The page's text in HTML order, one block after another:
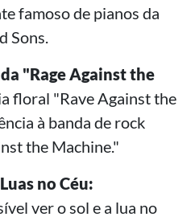
famoso de pianos da
Sons.
"Rage Against the
floral "Rave Against the
à banda de rock
the Machine."
no Céu:
ver o sol e a lua no